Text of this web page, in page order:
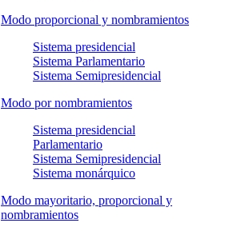
Modo proporcional y nombramientos
Sistema presidencial
Sistema Parlamentario
Sistema Semipresidencial
Modo por nombramientos
Sistema presidencial
Parlamentario
Sistema Semipresidencial
Sistema monárquico
Modo mayoritario, proporcional y
nombramientos